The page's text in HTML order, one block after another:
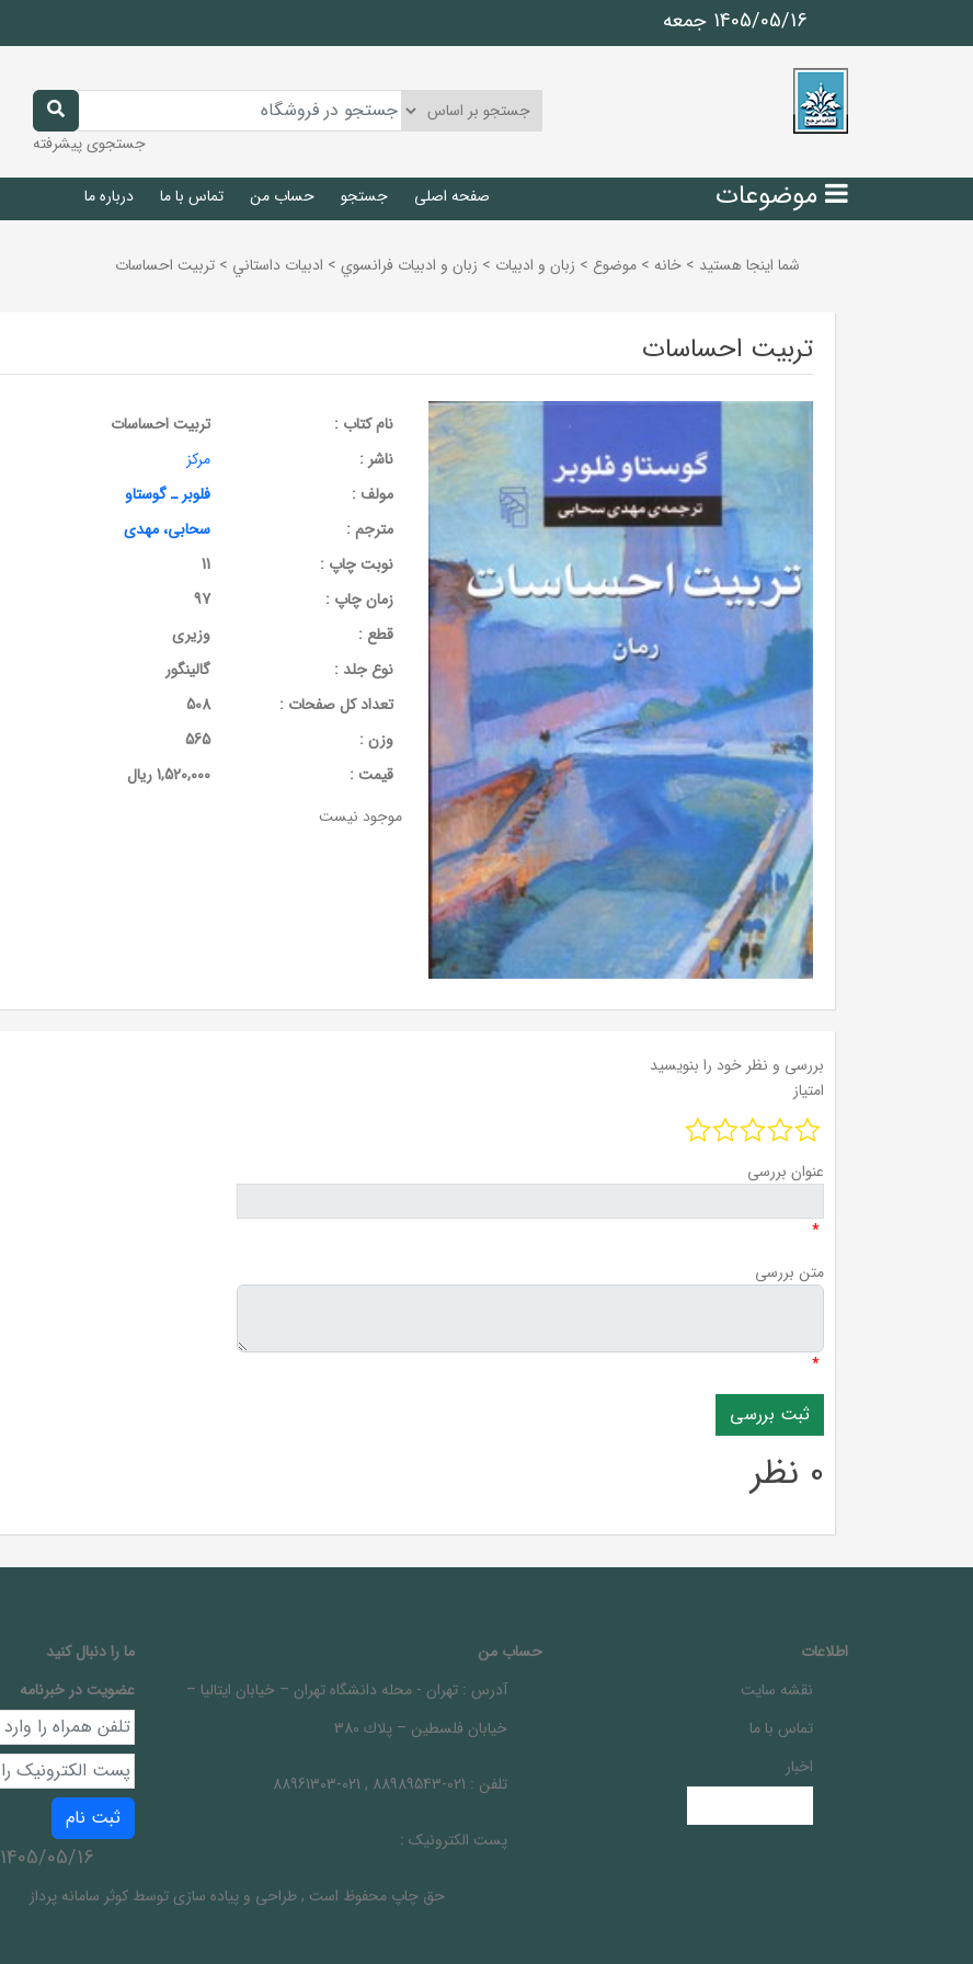
1405/05/16 جمعه
جستجوی پیشرفته
موضوعات صفحه اصلی جستجو حساب من تماس با ما درباره ما
شما اینجا هستید > خانه > موضوع > زبان و ادبيات > زبان و ادبيات فرانسوي > ادبيات داستاني > تربیت احساسات
تربیت احساسات
نام کتاب :
تربیت احساسات
ناشر :
مرکز
مولف :
فلوبر ـ گوستاو
مترجم :
سحابی، مهدی
نوبت چاپ :
11
زمان چاپ :
97
قطع :
وزیری
نوع جلد :
گالینگور
تعداد کل صفحات :
508
وزن :
565
قيمت :
1,520,000 ریال
موجود نیست
بررسی و نظر خود را بنویسید
امتیاز
عنوان بررسی
*
متن بررسی
*
0 نظر
اطلاعات
نقشه سایت
تماس با ما
اخبار
حساب من
آدرس : تهران - محله دانشگاه تهران – خيابان ايتاليا –
خيابان فلسطين – پلاك 380
تلفن : 021-88989543 , 021-88961303
پست الکترونیک :
ما را دنبال کنيد
عضویت در خبرنامه
ثبت نام
1405/05/16 جمعه
حق چاپ محفوظ است ,طراحی و پیاده سازی توسطکوثر سامانه پرداز